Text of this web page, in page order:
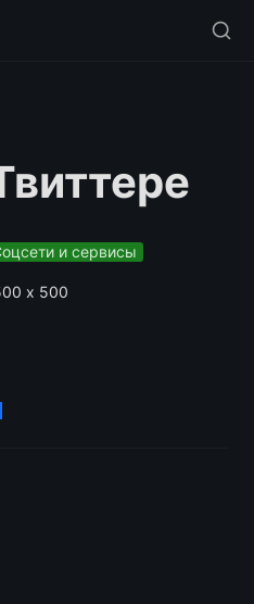
и сервисы
х 500